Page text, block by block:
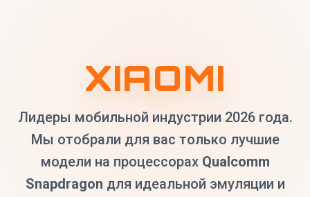
XIAOMI
Лидеры мобильной индустрии 2026 года.
Мы отобрали для вас только лучшие
модели на процессорах Qualcomm
Snapdragon для идеальной эмуляции и